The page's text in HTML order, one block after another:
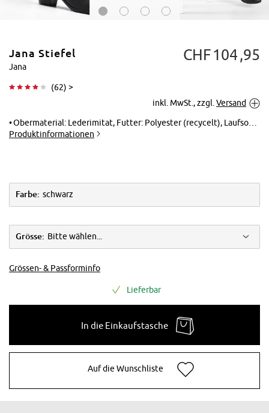
Tippen zum
Vergrößern
Jana Stiefel
Jana
(62) >
CHF104 95
inkl. MwSt., zzgl. Versand
Obermaterial: Lederimitat, Futter: Polyester (recycelt), Laufsohle: Synthetik, Innensohle: Lederimitat
Produktinformationen
Farbe: schwarz
Grösse: Bitte wählen...
Grössen- & Passforminfo
Lieferbar
In die Einkaufstasche
Auf die Wunschliste